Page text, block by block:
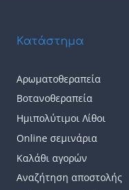
Κατάστημα
Αρωματοθεραπεία
Βοτανοθεραπεία
Ημιπολύτιμοι Λίθοι
Online σεμινάρια
Καλάθι αγορών
Αναζήτηση αποστολής